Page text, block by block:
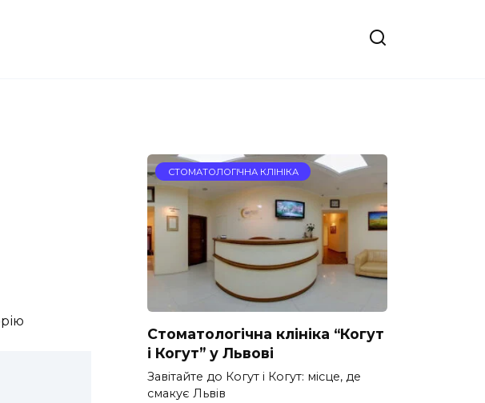
СТОМАТОЛОГІЧНА КЛІНІКА
Стоматологічна клініка “Когут
і Когут” у Львові
Завітайте до Когут і Когут: місце, де
смакує Львів